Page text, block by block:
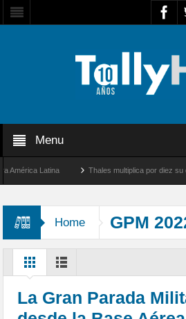
Menu
Latina Thales multiplica por diez su
Home GPM
La Gran Parada